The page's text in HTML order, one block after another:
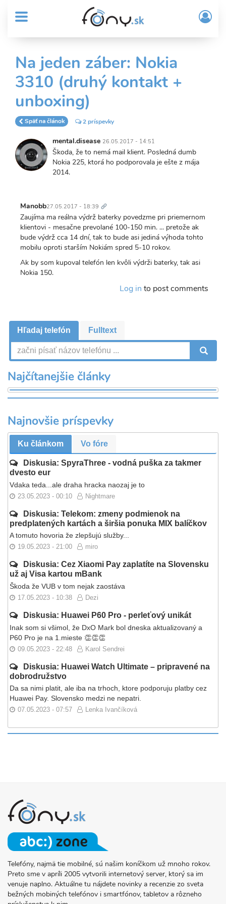
obsah
MENU
Sub
Header
menu
User
account
menu
/
Na jeden záber: Nokia
3310 (druhý kontakt +
unboxing)
Späť na článok 2 príspevky
mental.disease 26.05.2017 - 14:51
Škoda, že to nemá mail klient. Posledná dumb
Nokia 225, ktorá ho podporovala je ešte z mája
2014.
Manobb27.05.2017 - 18:39 odkaz
Zaujíma ma reálna výdrž baterky povedzme pri priemernom
klientovi - mesačne prevolané 100-150 min. ... pretože ak
bude výdrž cca 14 dní, tak to bude asi jediná výhoda tohto
mobilu oproti starším Nokiám spred 5-10 rokov.
Ak by som kupoval telefón len kvôli výdrži baterky, tak asi
Nokia 150.
Log in to post comments
Hľadaj telefón Fulltext
Najčítanejšie články
Najnovšie príspevky
Ku článkom Vo fóre
Diskusia: SpyraThree - vodná puška za takmer
dvesto eur
Vdaka teda...ale draha hracka naozaj je to
23.05.2023 - 00:10 Nightmare
Diskusia: Telekom: zmeny podmienok na
predplatených kartách a širšia ponuka MIX balíčkov
A tomuto hovoria že zlepšujú služby...
19.05.2023 - 21:00 miro
Diskusia: Cez Xiaomi Pay zaplatíte na Slovensku
už aj Visa kartou mBank
Škoda že VUB v tom nejak zaostáva
17.05.2023 - 10:38 Dezi
Diskusia: Huawei P60 Pro - perleťový unikát
Inak som si všimol, že DxO Mark bol dneska aktualizovaný a
P60 Pro je na 1.mieste 👏👏👏
09.05.2023 - 22:48 Karol Sendrei
Diskusia: Huawei Watch Ultimate – pripravené na
dobrodružstvo
Da sa nimi platit, ale iba na trhoch, ktore podporuju platby cez
Huawei Pay. Slovensko medzi ne nepatri.
07.05.2023 - 07:57 Lenka Ivančíková
O
PROJEKTE
FONY.SK
Telefóny, najmä tie mobilné, sú našim koníčkom už mnoho rokov.
Preto sme v apríli 2005 vytvorili internetový server, ktorý sa im
venuje naplno. Aktuálne tu nájdete novinky a recenzie zo sveta
bežných mobiných telefónov i smartfónov, tabletov a rôzneho